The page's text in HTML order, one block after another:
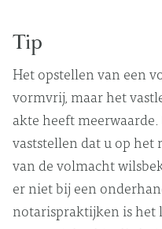
Tip
Het opstellen van een
vormvrij, maar het
akte heeft
vaststellen dat u op
van de volmacht
er niet bij een
notarispraktijken is het